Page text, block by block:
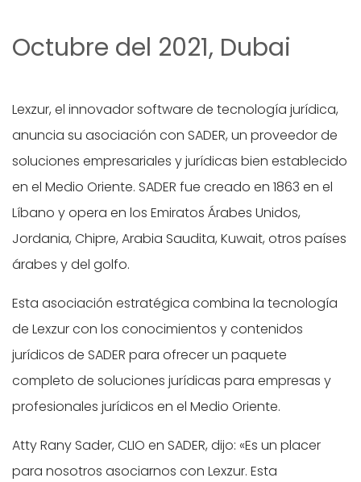
Octubre del 2021, Dubai
Lexzur, el innovador software de tecnología jurídica,
anuncia su asociación con SADER, un proveedor de
soluciones empresariales y jurídicas bien establecido
en el Medio Oriente. SADER fue creado en 1863 en el
Líbano y opera en los Emiratos Árabes Unidos,
Jordania, Chipre, Arabia Saudita, Kuwait, otros países
árabes y del golfo.
Esta asociación estratégica combina la tecnología
de Lexzur con los conocimientos y contenidos
jurídicos de SADER para ofrecer un paquete
completo de soluciones jurídicas para empresas y
profesionales jurídicos en el Medio Oriente.
Atty Rany Sader, CLIO en SADER, dijo: «Es un placer
para nosotros asociarnos con Lexzur. Esta